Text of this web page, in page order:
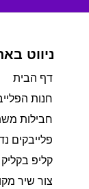
ניווט
דף הבית
חנות
חבילות
פלייבקים
קליפ בקליק
צור שיר